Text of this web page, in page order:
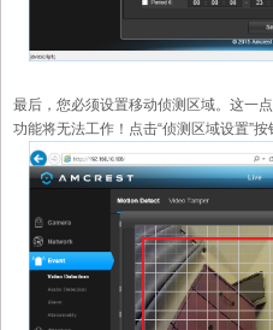
最后，您必须设置移动侦测区域。这一
功能将无法工作！点击“侦测区域设置”